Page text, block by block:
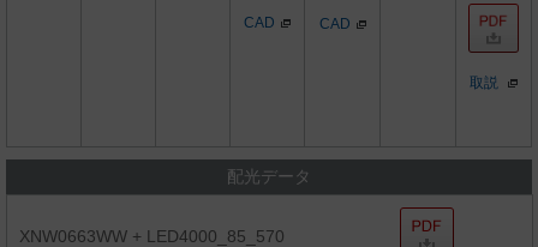
取説
CAD CAD
配光データ
XNW0663WW + LED4000_85_570